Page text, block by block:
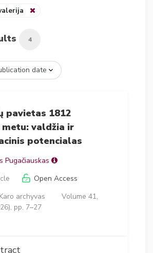
4
pavietas 1812
valdžia ir
potencialas
Pugačiauskas
Open Access
Karo archyvas
Volume 41,
pp. 7–27